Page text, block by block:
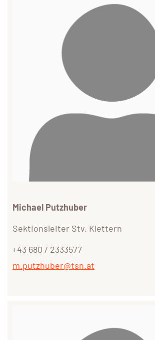
Michael Putzhuber
Sektionsleiter Stv. Klettern
+43 680 / 2333577
m.putzhuber@tsn.at